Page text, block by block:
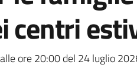
centri
ore 20:00 del 24 luglio